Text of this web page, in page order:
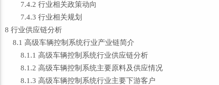
7.4.2 行业相关政策动向
7.4.3 行业相关规划
8 行业供应链分析
8.1 高级车辆控制系统行业产业链简介
8.1.1 高级车辆控制系统行业供应链分析
8.1.2 高级车辆控制系统主要原料及供应情况
8.1.3 高级车辆控制系统行业主要下游客户